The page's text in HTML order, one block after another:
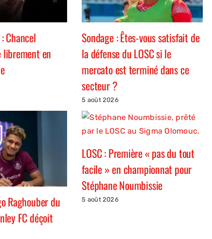
Chancel
librement en
Sondage : Êtes-vous satisfait de
la défense du LOSC si le
mercato est terminé dans ce
secteur ?
5 août 2026
Raghouber du
FC déçoit
LOSC : Première « pas du tout
facile » en championnat pour
Stéphane Noumbissie
5 août 2026